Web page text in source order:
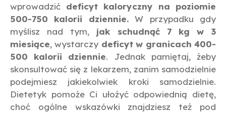
wprowadzić deficyt kaloryczny na poziomie
500-750 kalorii dziennie.W przypadku gdy
myślisz nad tym, jak schudnąć 7 kg w 3
miesiące, wystarczy deficyt w granicach 400-
500 kalorii dziennie. Jednak pamiętaj, żeby
skonsultować się z lekarzem, zanim samodzielnie
podejmiesz jakiekolwiek kroki samodzielnie.
Dietetyk pomoże Ci ułożyć odpowiednią dietę,
choć ogólne wskazówki znajdziesz też pod